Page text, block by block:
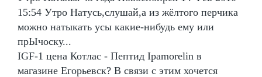
15:54 Утро Натусь,слушай,а из жёлтого перчика
можно натыкать усы какие-нибудь ему или
прЫчоску...
IGF-1 цена Котлас - Пептид Ipamorelin в
магазине Егорьевск? В связи с этим хочется